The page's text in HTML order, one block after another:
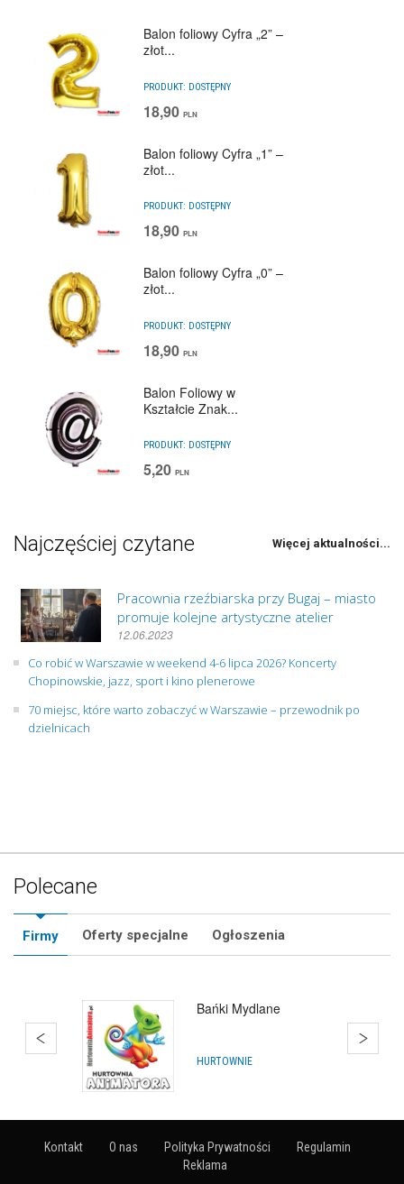
Balon foliowy Cyfra „2” –
złot...
PRODUKT: DOSTĘPNY
18,90 PLN
Balon foliowy Cyfra „1” –
złot...
PRODUKT: DOSTĘPNY
18,90 PLN
Balon foliowy Cyfra „0” –
złot...
PRODUKT: DOSTĘPNY
18,90 PLN
Balon Foliowy w
Kształcie Znak...
PRODUKT: DOSTĘPNY
5,20 PLN
Najczęściej czytane Więcej aktualności...
Pracownia rzeźbiarska przy Bugaj – miasto
promuje kolejne artystyczne atelier
12.06.2023
Co robić w Warszawie w weekend 4-6 lipca 2026? Koncerty
Chopinowskie, jazz, sport i kino plenerowe
70 miejsc, które warto zobaczyć w Warszawie – przewodnik po
dzielnicach
Polecane
Firmy Oferty specjalne Ogłoszenia
Bańki Mydlane
HURTOWNIE
Kontakt O nas Polityka Prywatności
Regulamin
Reklama